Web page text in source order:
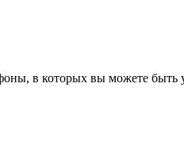
в которых вы можете быть